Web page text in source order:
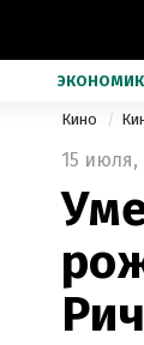
Кино
15 июля,